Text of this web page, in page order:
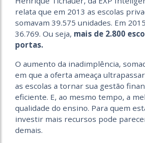
relata que em 2013 as escolas
somavam 39.575 unidades. Em
36.769. Ou seja, mais de 2.800
portas.
O aumento da inadimplência,
em que a oferta ameaça
as escolas a tornar sua gestão
eficiente. E, ao mesmo tempo, a
qualidade do ensino. Para quem
investir mais recursos pode
demais.